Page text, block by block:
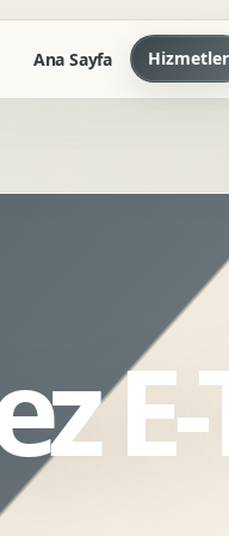
Ana Sayfa Hizmetler